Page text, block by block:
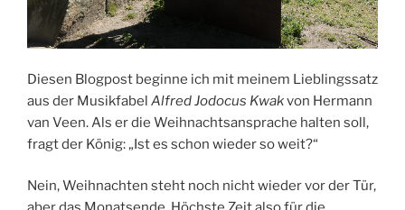
Diesen Blogpost beginne ich mit meinem Lieblingssatz
aus der Musikfabel Alfred Jodocus Kwakvon Hermann
van Veen. Als er die Weihnachtsansprache halten soll,
fragt der König: „Ist es schon wieder so weit?“
Nein, Weihnachten steht noch nicht wieder vor der Tür,